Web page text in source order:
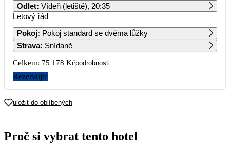
3 4
10
17
37 589
18
32 819
23 539 27 929 34 019 23 559
Odlet: Vídeň (letiště), 20:35
Letový řád
Pokoj: Pokoj standard se dvěma lůžky
Strava: Snídaně
Celkem: 75 178 Kčpodrobnosti
Rezervujte
uložit do oblíbených
Proč si vybrat tento hotel